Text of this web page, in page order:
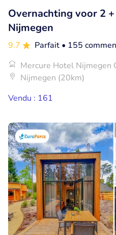
Overnachting voor 2
Nijmegen
9.7 Parfait • 155
Mercure Hotel Nijmegen
Nijmegen (20km)
Vendu : 161